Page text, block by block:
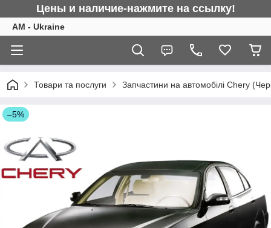
Цены и наличие-нажмите на ссылку!
AM - Ukraine
Товари та послуги Запчастини на автомобілі Chery
–5%